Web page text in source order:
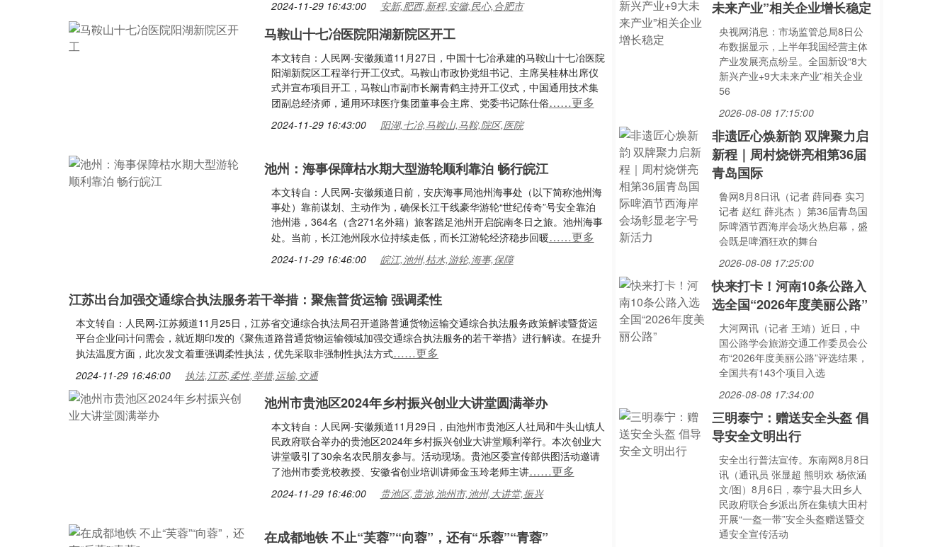
2024-11-29 16:43:00 安新,肥西,新程,安徽,民心,合肥市
马鞍山十七冶医院阳湖新院区开工
本文转自：人民网-安徽频道11月27日，中国十七冶承建的马鞍山十七冶医院
阳湖新院区工程举行开工仪式。马鞍山市政协党组书记、主席吴桂林出席仪
式并宣布项目开工，马鞍山市副市长阚青鹤主持开工仪式，中国通用技术集
团副总经济师，通用环球医疗集团董事会主席、党委书记陈仕俗……更多
2024-11-29 16:43:00 阳湖,七冶,马鞍山,马鞍,院区,医院
池州：海事保障枯水期大型游轮顺利靠泊 畅行皖江
本文转自：人民网-安徽频道日前，安庆海事局池州海事处（以下简称池州海
事处）靠前谋划、主动作为，确保长江干线豪华游轮“世纪传奇”号安全靠泊
池州港，364名（含271名外籍）旅客踏足池州开启皖南冬日之旅。池州海事
处。当前，长江池州段水位持续走低，而长江游轮经济稳步回暖……更多
2024-11-29 16:46:00 皖江,池州,枯水,游轮,海事,保障
江苏出台加强交通综合执法服务若干举措：聚焦普货运输 强调柔性
本文转自：人民网-江苏频道11月25日，江苏省交通综合执法局召开道路普通货物运输交通综合执法服务政策解读暨货运
平台企业问计问需会，就近期印发的《聚焦道路普通货物运输领域加强交通综合执法服务的若干举措》进行解读。在提升
执法温度方面，此次发文着重强调柔性执法，优先采取非强制性执法方式……更多
2024-11-29 16:46:00 执法,江苏,柔性,举措,运输,交通
池州市贵池区2024年乡村振兴创业大讲堂圆满举办
本文转自：人民网-安徽频道11月29日，由池州市贵池区人社局和牛头山镇人
民政府联合举办的贵池区2024年乡村振兴创业大讲堂顺利举行。本次创业大
讲堂吸引了30余名农民朋友参与。活动现场。贵池区委宣传部供图活动邀请
了池州市委党校教授、安徽省创业培训讲师金玉玲老师主讲……更多
2024-11-29 16:46:00 贵池区,贵池,池州市,池州,大讲堂,振兴
在成都地铁 不止“芙蓉”“向蓉”，还有“乐蓉”“青蓉”
未来产业”相关企业增长稳定
央视网消息：市场监管总局8日公
布数据显示，上半年我国经营主体
产业发展亮点纷呈。全国新设“8大
新兴产业+9大未来产业”相关企业
56
2026-08-08 17:15:00
非遗匠心焕新韵 双牌聚力启
新程｜周村烧饼亮相第36届
青岛国际
鲁网8月8日讯（记者 薛同春 实习
记者 赵红 薛兆杰 ）第36届青岛国
际啤酒节西海岸会场火热启幕，盛
会既是啤酒狂欢的舞台
2026-08-08 17:25:00
快来打卡！河南10条公路入
选全国“2026年度美丽公路”
大河网讯（记者 王靖）近日，中
国公路学会旅游交通工作委员会公
布“2026年度美丽公路”评选结果，
全国共有143个项目入选
2026-08-08 17:34:00
三明泰宁：赠送安全头盔 倡
导安全文明出行
安全出行普法宣传。东南网8月8日
讯（通讯员 张显超 熊明欢 杨依涵
文/图）8月6日，泰宁县大田乡人
民政府联合乡派出所在集镇大田村
开展“一盔一带”安全头盔赠送暨交
通安全宣传活动